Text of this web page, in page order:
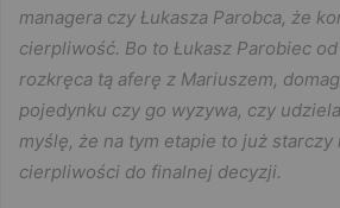
managera czy Łukasza Parobca, że
cierpliwość. Bo to Łukasz Parobiec
rozkręca tą aferę z Mariuszem,
pojedynku czy go wyzywa, czy
myślę, że na tym etapie to już starczy
cierpliwości do finalnej decyzji.